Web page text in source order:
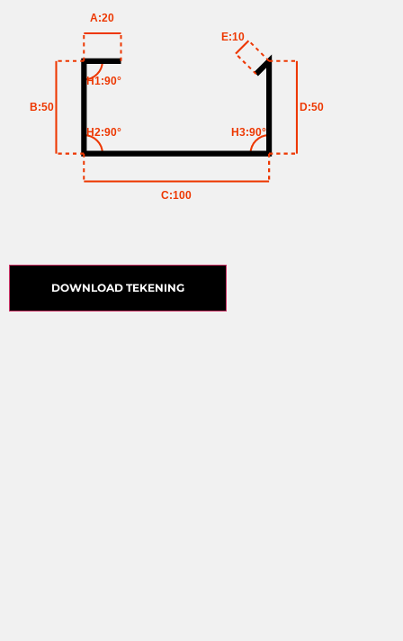
A:20
B:50
H1:90°
C:100
H2:90°
D:50
H3:90°
E:10
DOWNLOAD TEKENING